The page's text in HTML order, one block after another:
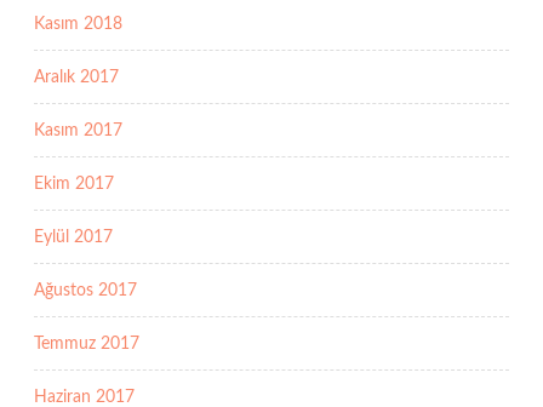
Kasım 2018
Aralık 2017
Kasım 2017
Ekim 2017
Eylül 2017
Ağustos 2017
Temmuz 2017
Haziran 2017